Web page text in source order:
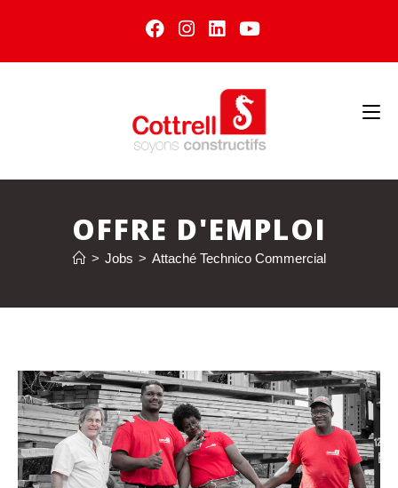
OFFRE D'EMPLOI
> Jobs > Attaché Technico Commercial